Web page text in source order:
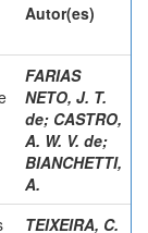
Autor(es)
FARIAS
NETO, J. T.
de; CASTRO,
A. W. V. de;
BIANCHETTI,
A.
TEIXEIRA, C.